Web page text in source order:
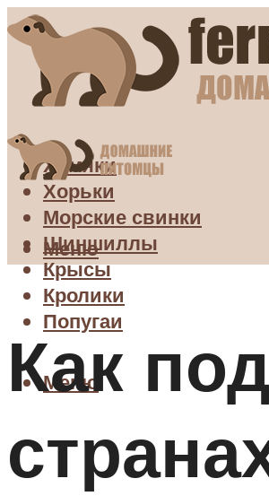
Хомяки
Хорьки
Морские свинки
Шиншиллы
Крысы
Кролики
Попугаи
Меню
Меню
Как